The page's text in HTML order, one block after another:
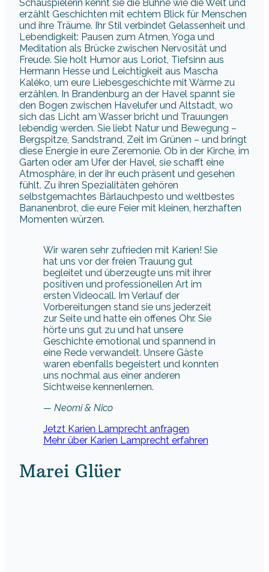
Schauspielerin kennt sie die Bühne wie die Welt und
erzählt Geschichten mit echtem Blick für Menschen
und ihre Träume. Ihr Stil verbindet Gelassenheit und
Lebendigkeit: Pausen zum Atmen, Yoga und
Meditation als Brücke zwischen Nervosität und
Freude. Sie holt Humor aus Loriot, Tiefsinn aus
Hermann Hesse und Leichtigkeit aus Mascha
Kaléko, um eure Liebesgeschichte mit Wärme zu
erzählen. In Brandenburg an der Havel spannt sie
den Bogen zwischen Havelufer und Altstadt, wo
sich das Licht am Wasser bricht und Trauungen
lebendig werden. Sie liebt Natur und Bewegung –
Bergspitze, Sandstrand, Zeit im Grünen – und bringt
diese Energie in eure Zeremonie. Ob in der Kirche, im
Garten oder am Ufer der Havel, sie schafft eine
Atmosphäre, in der ihr euch präsent und gesehen
fühlt. Zu ihren Spezialitäten gehören
selbstgemachtes Bärlauchpesto und weltbestes
Bananenbrot, die eure Feier mit kleinen, herzhaften
Momenten würzen.
Wir waren sehr zufrieden mit Karien! Sie
hat uns vor der freien Trauung gut
begleitet und überzeugte uns mit ihrer
positiven und professionellen Art im
ersten Videocall. Im Verlauf der
Vorbereitungen stand sie uns jederzeit
zur Seite und hatte ein offenes Ohr. Sie
hörte uns gut zu und hat unsere
Geschichte emotional und spannend in
eine Rede verwandelt. Unsere Gäste
waren ebenfalls begeistert und konnten
uns nochmal aus einer anderen
Sichtweise kennenlernen.
— Neomi & Nico
Jetzt Karien Lamprecht anfragen
Mehr über Karien Lamprecht erfahren
Marei Glüer